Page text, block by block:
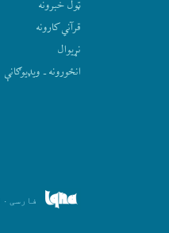
ټول خبرونه
قرآني کارونه
نړيوال
انځورونه ـ ویډیوګانې
فارسی .